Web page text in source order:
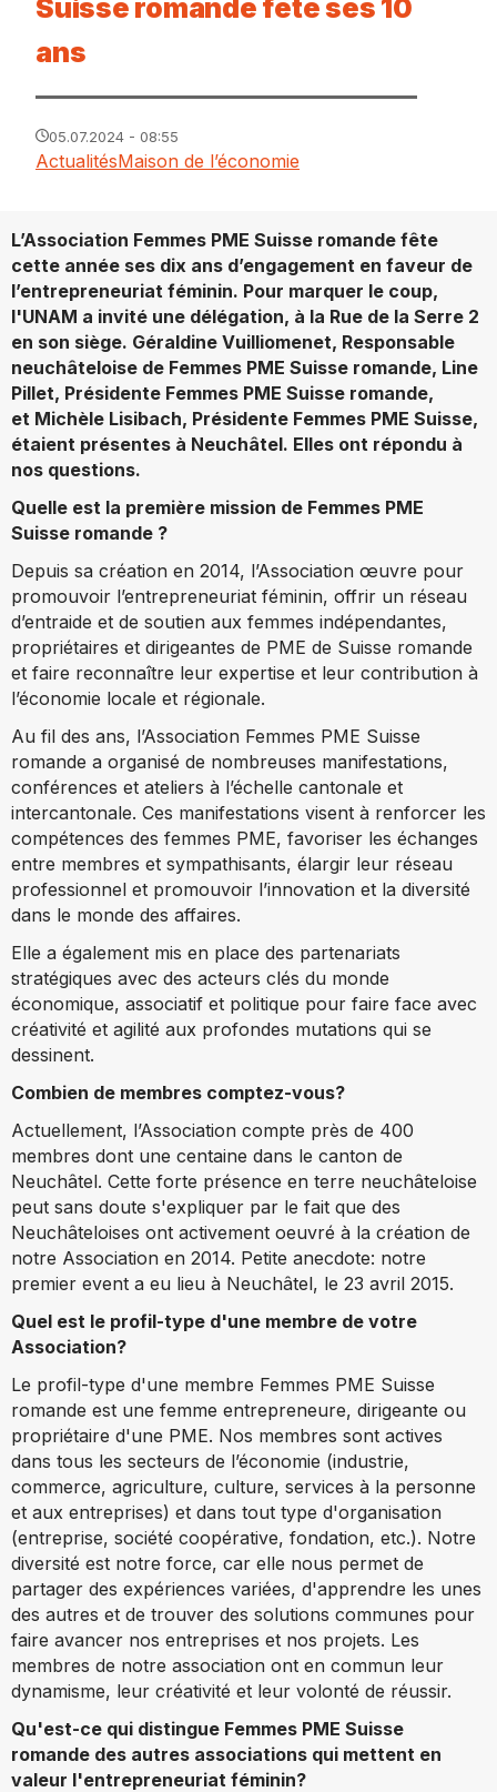
Suisse romande fête ses 10
ans
05.07.2024 - 08:55
ActualitésMaison de l’économie
L’Association Femmes PME Suisse romande fête
cette année ses dix ans d’engagement en faveur de
l’entrepreneuriat féminin. Pour marquer le coup,
l'UNAM a invité une délégation, à la Rue de la Serre 2
en son siège. Géraldine Vuilliomenet, Responsable
neuchâteloise de Femmes PME Suisse romande, Line
Pillet, Présidente Femmes PME Suisse romande,
et Michèle Lisibach, Présidente Femmes PME Suisse,
étaient présentes à Neuchâtel. Elles ont répondu à
nos questions.
Quelle est la première mission de Femmes PME
Suisse romande ?
Depuis sa création en 2014, l’Association œuvre pour
promouvoir l’entrepreneuriat féminin, offrir un réseau
d’entraide et de soutien aux femmes indépendantes,
propriétaires et dirigeantes de PME de Suisse romande
et faire reconnaître leur expertise et leur contribution à
l’économie locale et régionale.
Au fil des ans, l’Association Femmes PME Suisse
romande a organisé de nombreuses manifestations,
conférences et ateliers à l’échelle cantonale et
intercantonale. Ces manifestations visent à renforcer les
compétences des femmes PME, favoriser les échanges
entre membres et sympathisants, élargir leur réseau
professionnel et promouvoir l’innovation et la diversité
dans le monde des affaires.
Elle a également mis en place des partenariats
stratégiques avec des acteurs clés du monde
économique, associatif et politique pour faire face avec
créativité et agilité aux profondes mutations qui se
dessinent.
Combien de membres comptez-vous?
Actuellement, l’Association compte près de 400
membres dont une centaine dans le canton de
Neuchâtel. Cette forte présence en terre neuchâteloise
peut sans doute s'expliquer par le fait que des
Neuchâteloises ont activement oeuvré à la création de
notre Association en 2014. Petite anecdote: notre
premier event a eu lieu à Neuchâtel, le 23 avril 2015.
Quel est le profil-type d'une membre de votre
Association?
Le profil-type d'une membre Femmes PME Suisse
romande est une femme entrepreneure, dirigeante ou
propriétaire d'une PME. Nos membres sont actives
dans tous les secteurs de l’économie (industrie,
commerce, agriculture, culture, services à la personne
et aux entreprises) et dans tout type d'organisation
(entreprise, société coopérative, fondation, etc.). Notre
diversité est notre force, car elle nous permet de
partager des expériences variées, d'apprendre les unes
des autres et de trouver des solutions communes pour
faire avancer nos entreprises et nos projets. Les
membres de notre association ont en commun leur
dynamisme, leur créativité et leur volonté de réussir.
Qu'est-ce qui distingue Femmes PME Suisse
romande des autres associations qui mettent en
valeur l'entrepreneuriat féminin?